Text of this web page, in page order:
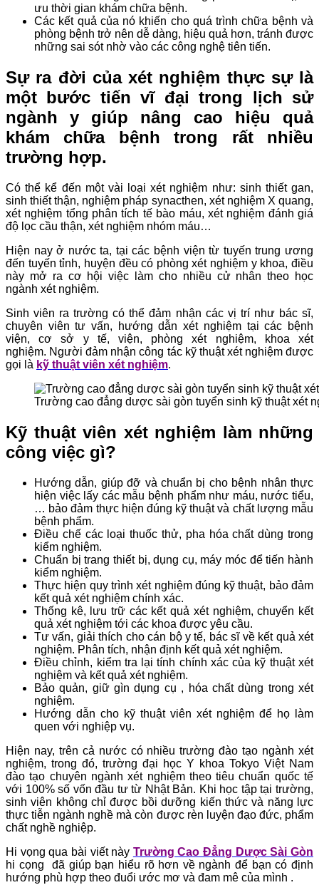
ưu thời gian khám chữa bệnh.
Các kết quả của nó khiến cho quá trình chữa bệnh và
phòng bệnh trở nên dễ dàng, hiệu quả hơn, tránh được
những sai sót nhờ vào các công nghệ tiên tiến.
Sự ra đời của xét nghiệm thực sự là
một bước tiến vĩ đại trong lịch sử
ngành y giúp nâng cao hiệu quả
khám chữa bệnh trong rất nhiều
trường hợp.
Có thể kể đến một vài loại xét nghiệm như: sinh thiết gan,
sinh thiết thận, nghiệm pháp synacthen, xét nghiệm X quang,
xét nghiệm tổng phân tích tế bào máu, xét nghiệm đánh giá
độ lọc cầu thận, xét nghiệm nhóm máu…
Hiện nay ở nước ta, tại các bệnh viện từ tuyến trung ương
đến tuyến tỉnh, huyện đều có phòng xét nghiệm y khoa, điều
này mở ra cơ hội việc làm cho nhiều cử nhân theo học
ngành xét nghiệm.
Sinh viên ra trường có thể đảm nhận các vị trí như bác sĩ,
chuyên viên tư vấn, hướng dẫn xét nghiệm tại các bệnh
viện, cơ sở y tế, viện, phòng xét nghiệm, khoa xét
nghiệm. Người đảm nhận công tác kỹ thuật xét nghiệm được
gọi là kỹ thuật viên xét nghiệm.
Trường cao đẳng dược sài gòn tuyển sinh kỹ thuật xét
Kỹ thuật viên xét nghiệm làm những
công việc gì?
Hướng dẫn, giúp đỡ và chuẩn bị cho bệnh nhân thực
hiện việc lấy các mẫu bệnh phẩm như máu, nước tiểu,
… bảo đảm thực hiện đúng kỹ thuật và chất lượng mẫu
bệnh phẩm.
Điều chế các loại thuốc thử, pha hóa chất dùng trong
kiểm nghiệm.
Chuẩn bị trang thiết bị, dụng cụ, máy móc để tiến hành
kiểm nghiệm.
Thực hiện quy trình xét nghiệm đúng kỹ thuật, bảo đảm
kết quả xét nghiệm chính xác.
Thống kê, lưu trữ các kết quả xét nghiệm, chuyển kết
quả xét nghiệm tới các khoa được yêu cầu.
Tư vấn, giải thích cho cán bộ y tế, bác sĩ về kết quả xét
nghiệm. Phân tích, nhận định kết quả xét nghiệm.
Điều chỉnh, kiểm tra lại tính chính xác của kỹ thuật xét
nghiệm và kết quả xét nghiệm.
Bảo quản, giữ gìn dụng cụ , hóa chất dùng trong xét
nghiệm.
Hướng dẫn cho kỹ thuật viên xét nghiệm để họ làm
quen với nghiệp vụ.
Hiện nay, trên cả nước có nhiều trường đào tạo ngành xét
nghiệm, trong đó, trường đại học Y khoa Tokyo Việt Nam
đào tạo chuyên ngành xét nghiệm theo tiêu chuẩn quốc tế
với 100% số vốn đầu tư từ Nhật Bản. Khi học tập tại trường,
sinh viên không chỉ được bồi dưỡng kiến thức và năng lực
thực tiễn ngành nghề mà còn được rèn luyện đạo đức, phẩm
chất nghề nghiệp.
Hi vọng qua bài viết này Trường Cao Đẳng Dược Sài Gòn
hi cọng đã giúp bạn hiểu rõ hơn về ngành để bạn có định
hướng phù hợp theo đuổi ước mơ và đam mê của mình .